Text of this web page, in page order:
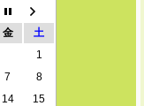
金
土
1
7
8
14
15